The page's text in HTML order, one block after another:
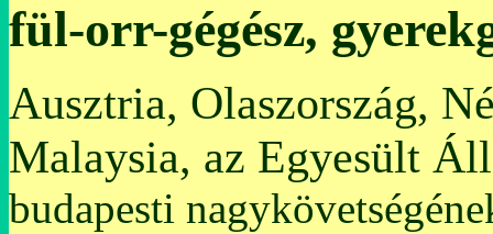
fül-orr-gégész,
Ausztria, Olaszország,
Malaysia, az Egyesült
budapesti